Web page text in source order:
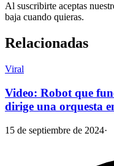
Al suscribirte aceptas
baja cuando quieras.
Relacionadas
Viral
Video: Robot que
dirige una orquesta
15 de septiembre de 2024·